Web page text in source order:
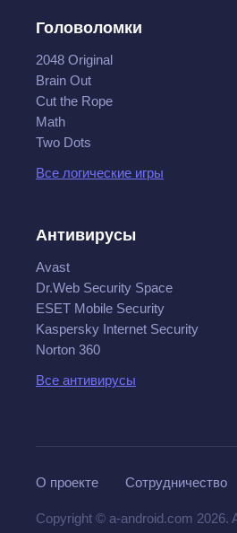
Головоломки
2048 Original
Brain Out
Cut the Rope
Math
Two Dots
Все логические игры
Антивирусы
Avast
Dr.Web Security Space
ESET Mobile Security
Kaspersky Internet Security
Norton 360
Все антивирусы
О проекте Сотрудничество
Copyright © a-android.com 2026.